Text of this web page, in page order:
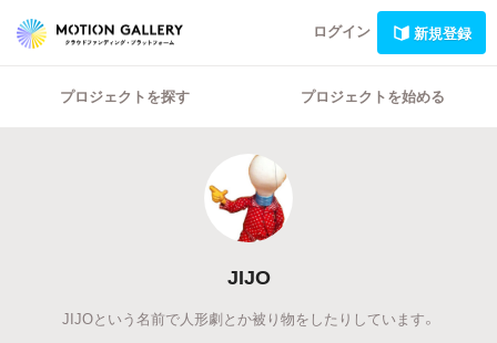
ログイン 新規登録
プロジェクトを探す プロジェクトを始める
JIJO
JIJOという名前で人形劇とか被り物をしたりしています。